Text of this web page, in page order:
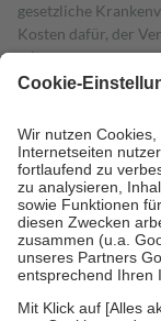
gesetzliche
Kosten dafür, der
mit.
Grundsätzlich
höchstens zehn Euro.
Kosten der Leistung
Diese Regeln gelten
Bei Heilmitteln und
Zuzahlung zehn
Verordnung.
Um das
stärken und die
fallenkeine